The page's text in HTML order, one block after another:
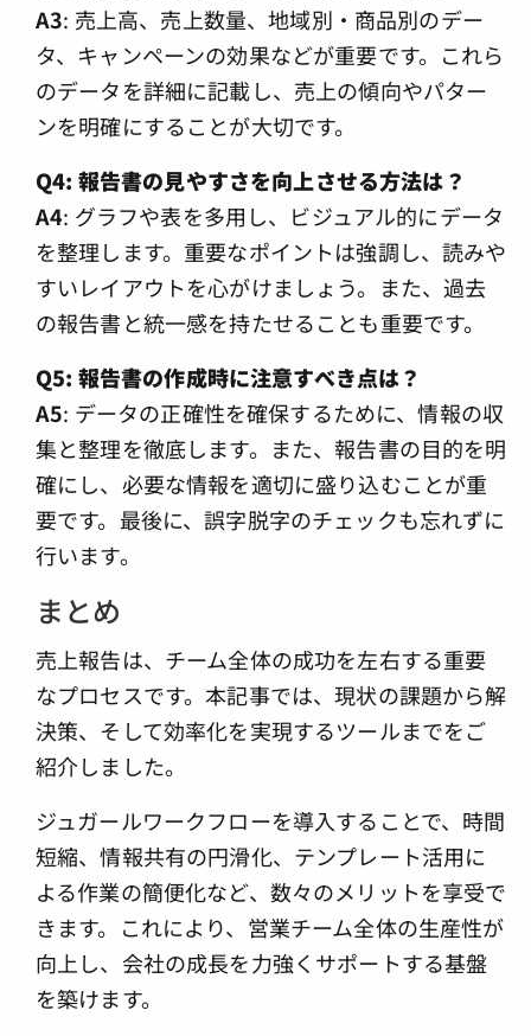
A3: 売上高、売上数量、地域別・商品別のデー
タ、キャンペーンの効果などが重要です。これら
のデータを詳細に記載し、売上の傾向やパター
ンを明確にすることが大切です。
Q4: 報告書の見やすさを向上させる方法は？
A4: グラフや表を多用し、ビジュアル的にデータ
を整理します。重要なポイントは強調し、読みや
すいレイアウトを心がけましょう。また、過去
の報告書と統一感を持たせることも重要です。
Q5: 報告書の作成時に注意すべき点は？
A5: データの正確性を確保するために、情報の収
集と整理を徹底します。また、報告書の目的を明
確にし、必要な情報を適切に盛り込むことが重
要です。最後に、誤字脱字のチェックも忘れずに
行います。
まとめ
売上報告は、チーム全体の成功を左右する重要
なプロセスです。本記事では、現状の課題から解
決策、そして効率化を実現するツールまでをご
紹介しました。
ジュガールワークフローを導入することで、時間
短縮、情報共有の円滑化、テンプレート活用に
よる作業の簡便化など、数々のメリットを享受で
きます。これにより、営業チーム全体の生産性が
向上し、会社の成長を力強くサポートする基盤
を築けます。